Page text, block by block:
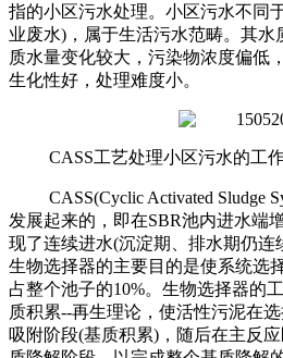
指的小区污水处理。小区污水不同
业废水)，属于生活污水范畴。其水
质水量变化较大，污染物浓度偏低
生化性好，处理难度小。
CASS工艺处理小区污水的工
CASS(Cyclic Activated Sludge
发展起来的，即在SBR池内进水端
现了连续进水(沉淀期、排水期仍连
生物选择器的主要目的是使系统选
占整个池子的10%。生物选择器的
质积累--再生理论，使活性污泥在
吸附阶段(基质积累)，随后在主反